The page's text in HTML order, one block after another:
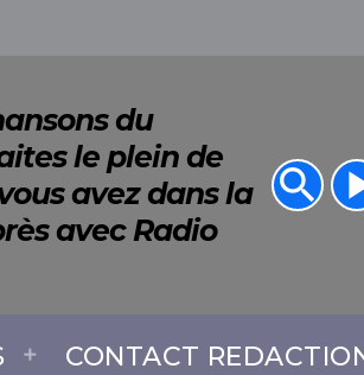
du
le plein de
avez dans la
avec Radio
CONTACT
search